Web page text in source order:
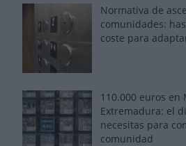
Normativa de
comunidades:
coste para
110.000 euros en
Extremadura: el
necesitas para
comunidad